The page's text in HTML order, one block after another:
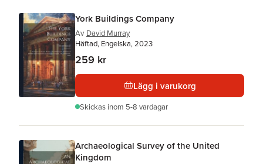
York Buildings Company
Av David Murray
Häftad, Engelska, 2023
259 kr
Lägg i varukorg
Skickas inom 5-8 vardagar
Archaeological Survey of the United
Kingdom